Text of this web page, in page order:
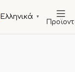
Ελληνικά ▼